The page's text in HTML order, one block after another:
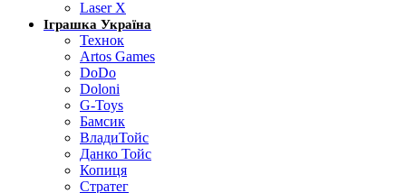
Laser X
Іграшка Україна
Технок
Artos Games
DoDo
Doloni
G-Toys
Бамсик
ВладиТойс
Данко Тойс
Копиця
Стратег